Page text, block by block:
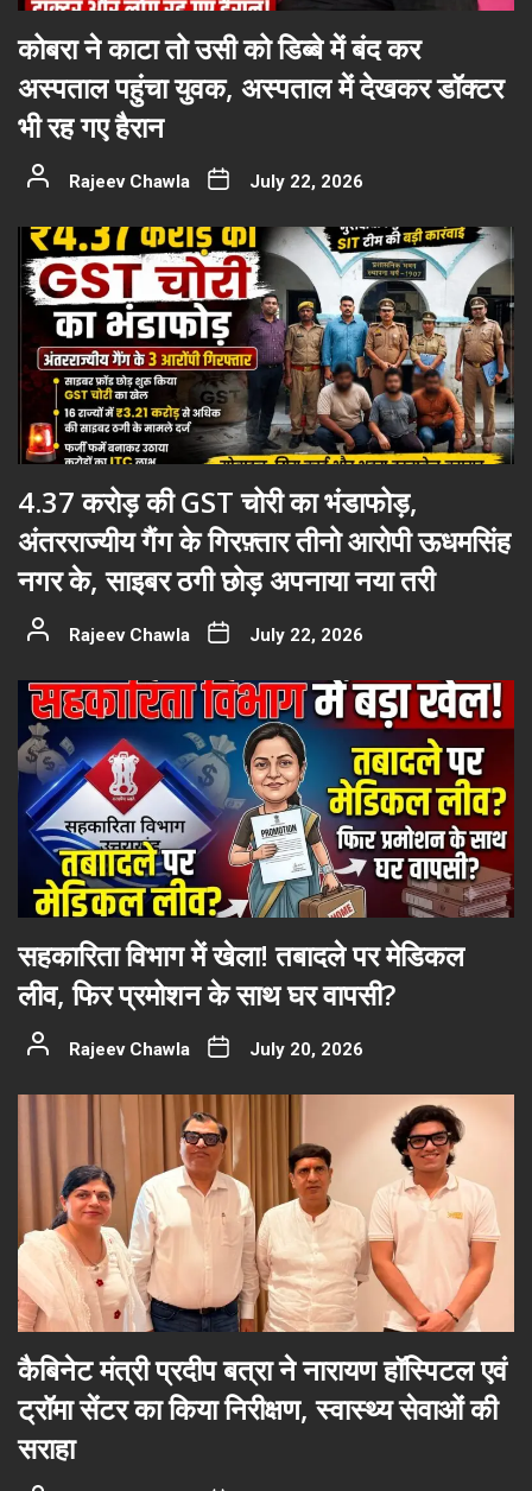
कोबरा ने काटा तो उसी को डिब्बे में बंद कर
अस्पताल पहुंचा युवक, अस्पताल में देखकर डॉक्टर
भी रह गए हैरान
Rajeev Chawla July 22, 2026
4.37 करोड़ की GST चोरी का भंडाफोड़,
अंतरराज्यीय गैंग के गिरफ़्तार तीनो आरोपी ऊधमसिंह
नगर के, साइबर ठगी छोड़ अपनाया नया तरी
Rajeev Chawla July 22, 2026
सहकारिता विभाग में खेला! तबादले पर मेडिकल
लीव, फिर प्रमोशन के साथ घर वापसी?
Rajeev Chawla July 20, 2026
कैबिनेट मंत्री प्रदीप बत्रा ने नारायण हॉस्पिटल एवं
ट्रॉमा सेंटर का किया निरीक्षण, स्वास्थ्य सेवाओं की
सराहा